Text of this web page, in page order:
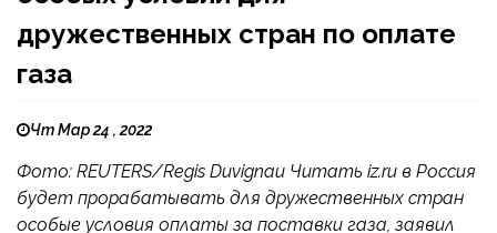
дружественных стран по оплате
газа
Чт Мар 24 , 2022
Фото: REUTERS/Regis Duvignau Читать iz.ru в Россия
будет прорабатывать для дружественных стран
особые условия оплаты за поставки газа, заявил